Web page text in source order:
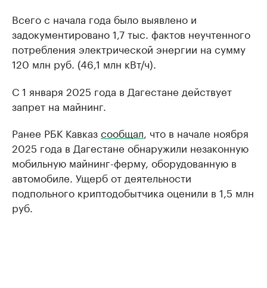
Всего с начала года было выявлено и
задокументировано 1,7 тыс. фактов неучтенного
потребления электрической энергии на сумму
120 млн руб. (46,1 млн кВт/ч).
С 1 января 2025 года в Дагестане действует
запрет на майнинг.
Ранее РБК Кавказсообщал , что в начале ноября
2025 года в Дагестане обнаружили незаконную
мобильную майнинг-ферму, оборудованную в
автомобиле. Ущерб от деятельности
подпольного криптодобытчика оценили в 1,5 млн
руб.